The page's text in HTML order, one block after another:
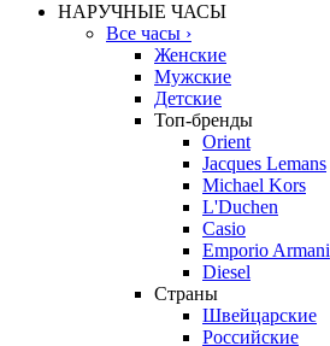
НАРУЧНЫЕ ЧАСЫ
Все часы ›
Женские
Мужские
Детские
Топ-бренды
Orient
Jacques Lemans
Michael Kors
L'Duchen
Casio
Emporio Armani
Diesel
Страны
Швейцарские
Российские